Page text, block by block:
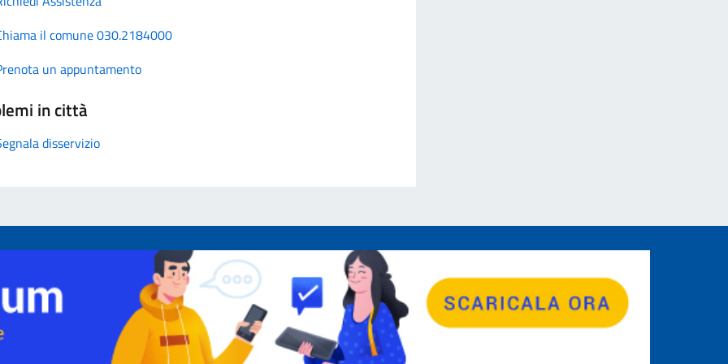
il comune 030.2184000
un appuntamento
in città
disservizio